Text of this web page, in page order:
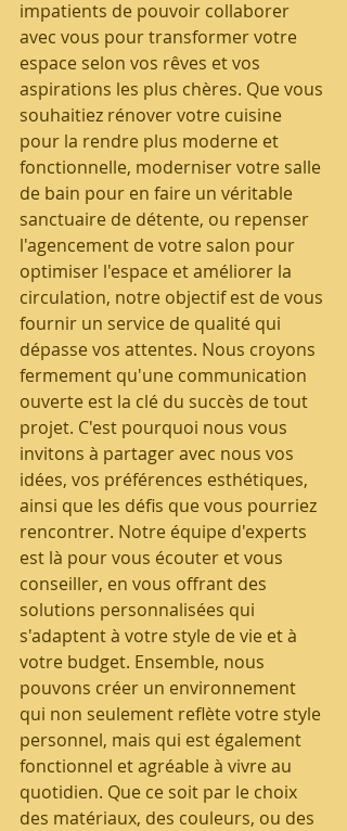
impatients de pouvoir collaborer
avec vous pour transformer votre
espace selon vos rêves et vos
aspirations les plus chères. Que vous
souhaitiez rénover votre cuisine
pour la rendre plus moderne et
fonctionnelle, moderniser votre salle
de bain pour en faire un véritable
sanctuaire de détente, ou repenser
l'agencement de votre salon pour
optimiser l'espace et améliorer la
circulation, notre objectif est de vous
fournir un service de qualité qui
dépasse vos attentes. Nous croyons
fermement qu'une communication
ouverte est la clé du succès de tout
projet. C'est pourquoi nous vous
invitons à partager avec nous vos
idées, vos préférences esthétiques,
ainsi que les défis que vous pourriez
rencontrer. Notre équipe d'experts
est là pour vous écouter et vous
conseiller, en vous offrant des
solutions personnalisées qui
s'adaptent à votre style de vie et à
votre budget. Ensemble, nous
pouvons créer un environnement
qui non seulement reflète votre style
personnel, mais qui est également
fonctionnel et agréable à vivre au
quotidien. Que ce soit par le choix
des matériaux, des couleurs, ou des